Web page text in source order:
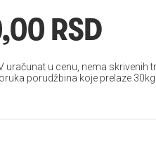
RSD
uračunat u cenu, nema skrivenih
porudžbina koje prelaze